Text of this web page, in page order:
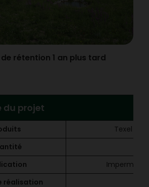
de rétention 1 an plus tard
du projet
Texel
réalisation